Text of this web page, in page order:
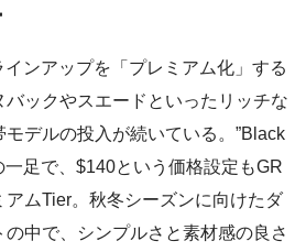
ンアップを「プレミアム化」する
ックやスエードといったリッチな
デルの投入が続いている。”Black
一足で、$140という価格設定もGR
アムTier。秋冬シーズンに向けたダ
中で、シンプルさと素材感の良さ